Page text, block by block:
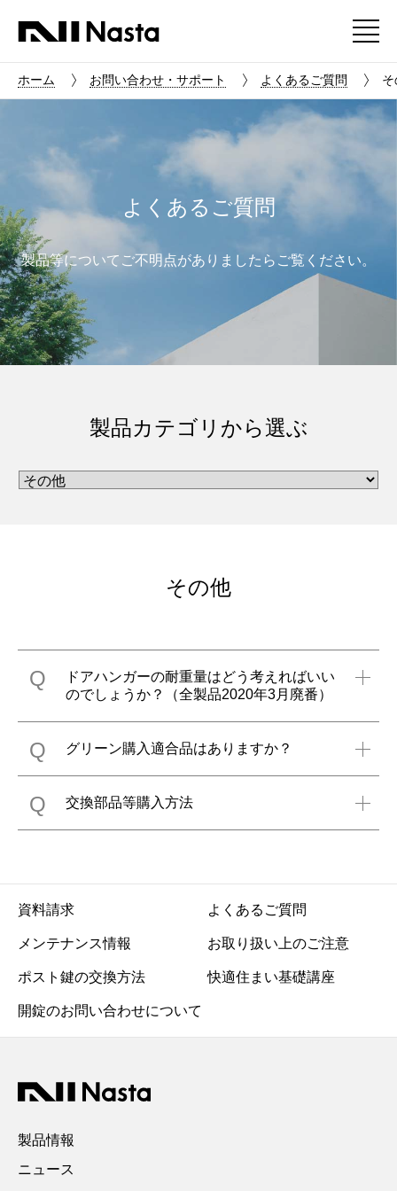
ホーム お問い合わせ・サポート よくあるご質問
よくあるご質問
製品等についてご不明点がありましたらご覧ください。
製品カテゴリから選ぶ
その他
Q
ドアハンガーの耐重量はどう考えればいい
のでしょうか？（全製品2020年3月廃番）
Q グリーン購入適合品はありますか？
Q 交換部品等購入方法
資料請求 よくあるご質問
メンテナンス情報 お取り扱い上のご注意
ポスト鍵の交換方法 快適住まい基礎講座
開錠のお問い合わせについて
製品情報
ニュース